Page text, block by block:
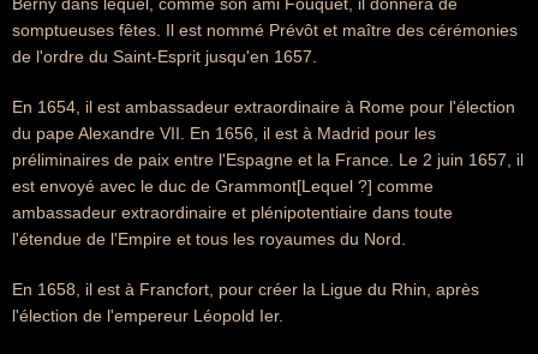
somptueuses fêtes. Il est nommé Prévôt et maître des cérémonies
de l'ordre du Saint-Esprit jusqu'en 1657.
En 1654, il est ambassadeur extraordinaire à Rome pour l'élection
du pape Alexandre VII. En 1656, il est à Madrid pour les
préliminaires de paix entre l'Espagne et la France. Le 2 juin 1657, il
est envoyé avec le duc de Grammont[Lequel ?] comme
ambassadeur extraordinaire et plénipotentiaire dans toute
l'étendue de l'Empire et tous les royaumes du Nord.
En 1658, il est à Francfort, pour créer la Ligue du Rhin, après
l'élection de l'empereur Léopold Ier.